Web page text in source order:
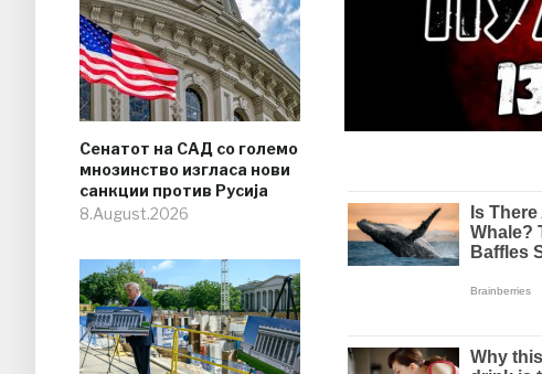
Сенатот на САД со големо
мнозинство изгласа нови
санкции против Русија
8.August.2026